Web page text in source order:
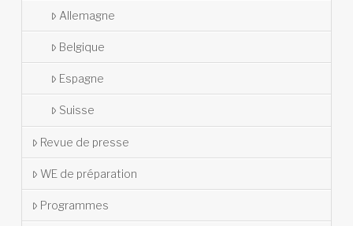
Allemagne
Belgique
Espagne
Suisse
Revue de presse
WE de préparation
Programmes